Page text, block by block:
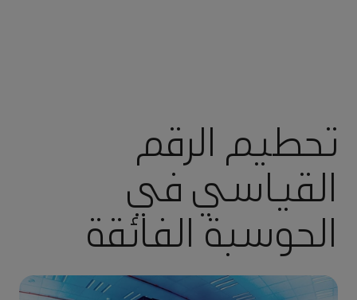
تحطيم الرقم
القياسي في
الحوسبة الفائقة